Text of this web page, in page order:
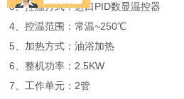
3、控温方式：进口PID数显温控器
4、控温范围：常温~250℃
5、加热方式：油浴加热
6、整机功率：2.5KW
7、工作单元：2管